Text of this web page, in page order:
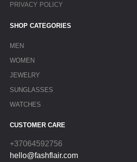
PRIVACY POLICY
SHOP CATEGORIES
MEN
WOMEN
JEWELRY
SUNGLASSES
WATCHES
CUSTOMER CARE
+37064592756
hello@fashflair.com